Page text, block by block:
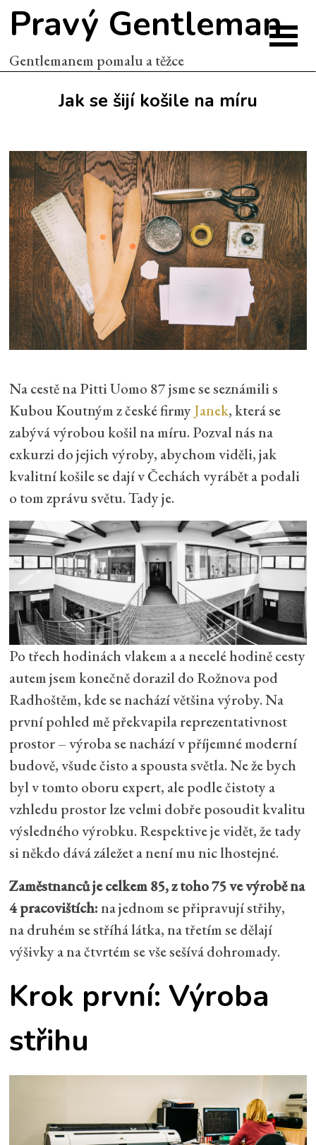
Pravý Gentleman
Gentlemanem pomalu a těžce
Jak se šijí košile na míru
Na cestě na Pitti Uomo 87 jsme se seznámili s
Kubou Koutným z české firmyJanek, která se
zabývá výrobou košil na míru. Pozval nás na
exkurzi do jejich výroby, abychom viděli, jak
kvalitní košile se dají v Čechách vyrábět a podali
o tom zprávu světu. Tady je.
Po třech hodinách vlakem a a necelé hodině cesty
autem jsem konečně dorazil do Rožnova pod
Radhoštěm, kde se nachází většina výroby. Na
první pohled mě překvapila reprezentativnost
prostor – výroba se nachází v příjemné moderní
budově, všude čisto a spousta světla. Ne že bych
byl v tomto oboru expert, ale podle čistoty a
vzhledu prostor lze velmi dobře posoudit kvalitu
výsledného výrobku. Respektive je vidět, že tady
si někdo dává záležet a není mu nic lhostejné.
Zaměstnanců je celkem 85, z toho 75 ve výrobě na
4 pracovištích:na jednom se připravují střihy,
na druhém se stříhá látka, na třetím se dělají
výšivky a na čtvrtém se vše sešívá dohromady.
Krok první: Výroba
střihu